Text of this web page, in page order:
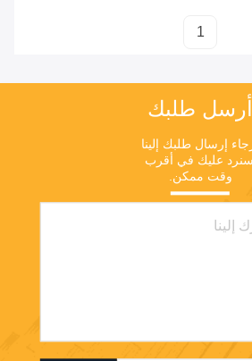
1
أرسل طلبك
وقت ممكن.